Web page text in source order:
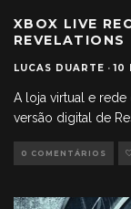
XBOX LIVE
REVELATIONS
LUCAS DUARTE · 10
A loja virtual e
versão digital de
0 COMENTÁRIOS